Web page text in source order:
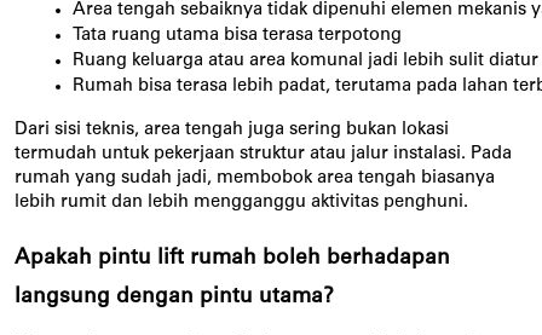
Area tengah sebaiknya tidak dipenuhi elemen mekanis
Tata ruang utama bisa terasa terpotong
Ruang keluarga atau area komunal jadi lebih sulit diatur
Rumah bisa terasa lebih padat, terutama pada lahan
Dari sisi teknis, area tengah juga sering bukan lokasi
termudah untuk pekerjaan struktur atau jalur instalasi. Pada
rumah yang sudah jadi, membobok area tengah biasanya
lebih rumit dan lebih mengganggu aktivitas penghuni.
Apakah pintu lift rumah boleh berhadapan
langsung dengan pintu utama?